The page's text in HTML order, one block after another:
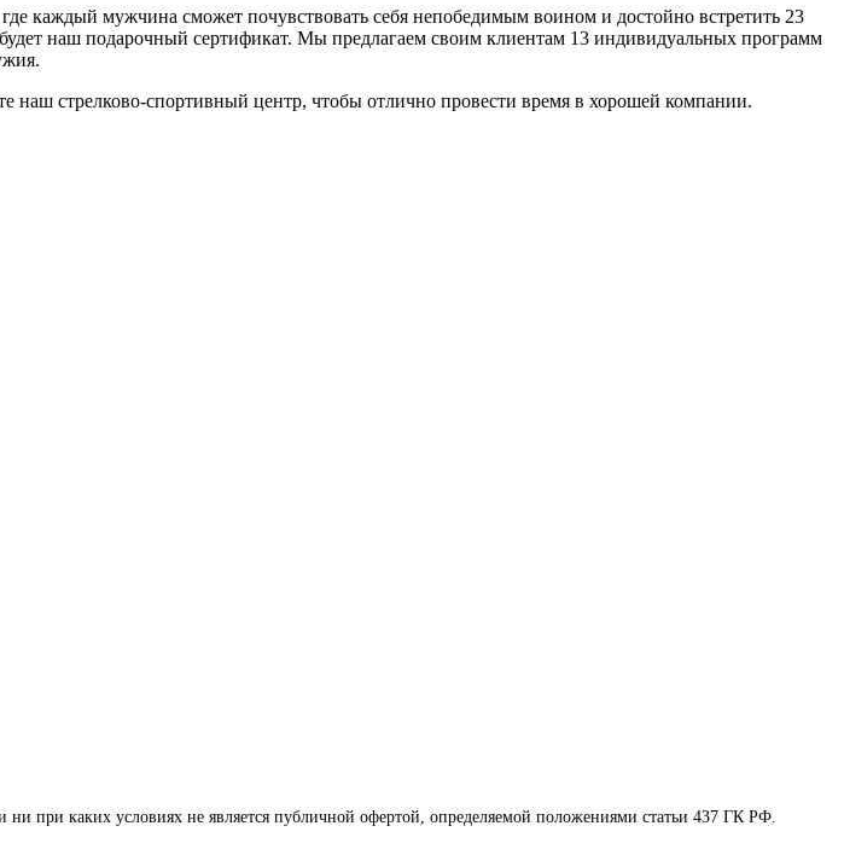
каждый мужчина сможет почувствовать себя непобедимым воином и достойно встретить 23
наш подарочный сертификат. Мы предлагаем своим клиентам 13 индивидуальных программ
наш стрелково-спортивный центр, чтобы отлично провести время в хорошей компании.
при каких условиях не является публичной офертой, определяемой положениями статьи 437 ГК РФ.